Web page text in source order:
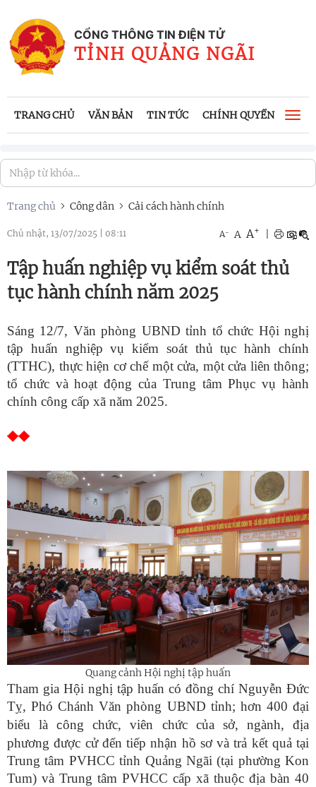
CỔNG THÔNG TIN ĐIỆN TỬ
TỈNH QUẢNG NGÃI
TRANG CHỦ VĂN BẢN TIN TỨC CHÍNH QUYỀN
Trang chủ Công dân Cải cách hành chính
Chủ nhật, 13/07/2025 08:11 A- A A+
Tập huấn nghiệp vụ kiểm soát thủ
tục hành chính năm 2025
Sáng 12/7, Văn phòng UBND tỉnh tổ chức Hội nghị
tập huấn nghiệp vụ kiểm soát thủ tục hành chính
(TTHC), thực hiện cơ chế một cửa, một cửa liên thông;
tổ chức và hoạt động của Trung tâm Phục vụ hành
chính công cấp xã năm 2025.
Quang cảnh Hội nghị tập huấn
Tham gia Hội nghị tập huấn có đồng chí Nguyễn Đức
Tỵ, Phó Chánh Văn phòng UBND tỉnh; hơn 400 đại
biểu làcông chức, viên chức của sở, ngành, địa
phương được cử đến tiếp nhận hồ sơ và trả kết quả tại
Trung tâm PVHCC tỉnh Quảng Ngãi (tại phường Kon
Tum) và Trung tâm PVHCC cấp xã thuộc địa bàn 40